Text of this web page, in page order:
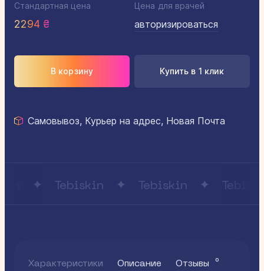
Стандартная цена
2294 ₴
Цена для врачей
авторизироваться
В корзину Купить в 1 клик
Самовывоз, Курьер на адрес, Новая Почта
Tebiskin Tebiskin Tebiskin
Характеристики Описание Отзывы 0